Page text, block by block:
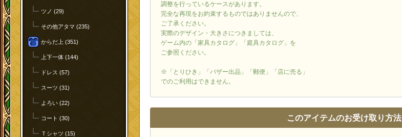
ツノ (29)
その他アタマ (235)
からだ上 (351)
上下一体 (144)
ドレス (57)
スーツ (31)
よろい (22)
コート (30)
Ｔシャツ (15)
調整を行っているケースがあります。
完全な再現をお約束するものではありませんので、
ご了承ください。
実際のデザイン・大きさにつきましては、
ゲーム内の「家具カタログ」「庭具カタログ」を
ご参照ください。
※「とりひき」「バザー出品」「郵便」「店に売る」
でのご利用はできません。
このアイテムのお受け取り方法